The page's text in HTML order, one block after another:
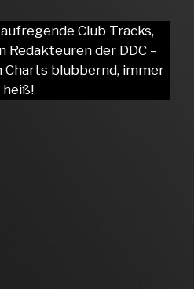
Club Tracks,
Redakteuren der DDC –
Charts blubbernd, immer
heiß!